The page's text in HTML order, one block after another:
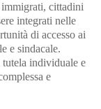
cittadini
integrati nelle
di accesso ai
e sindacale.
individuale e
e